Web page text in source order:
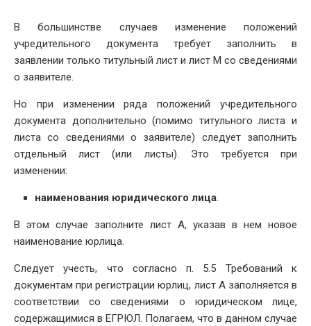
В большинстве случаев изменение положений
учредительного документа требует заполнить в
заявлении только титульный лист и лист М со сведениями
о заявителе.
Но при изменении ряда положений учредительного
документа дополнительно (помимо титульного листа и
листа со сведениями о заявителе) следует заполнить
отдельный лист (или листы). Это требуется при
изменении:
наименования юридического лица.
В этом случае заполните лист А, указав в нем новое
наименование юрлица.
Следует учесть, что согласно п. 5.5 Требований к
документам при регистрации юрлиц, лист А заполняется в
соответствии со сведениями о юридическом лице,
содержащимися в ЕГРЮЛ. Полагаем, что в данном случае